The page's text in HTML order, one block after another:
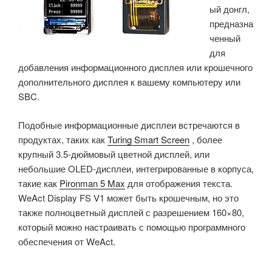
ый донгл,
предназна
ченный
для
добавления информационного дисплея или крошечного
дополнительного дисплея к вашему компьютеру или
SBC.
Подобные информационные дисплеи встречаются в
продуктах, таких какTuring Smart Screen , более
крупный 3.5-дюймовый цветной дисплей, или
небольшие OLED-дисплеи, интегрированные в корпуса,
такие как Pironman 5 Max для отображения текста.
WeAct Display FS V1 может быть крошечным, но это
также полноцветный дисплей с разрешением 160×80,
который можно настраивать с помощью программного
обеспечения от WeAct.